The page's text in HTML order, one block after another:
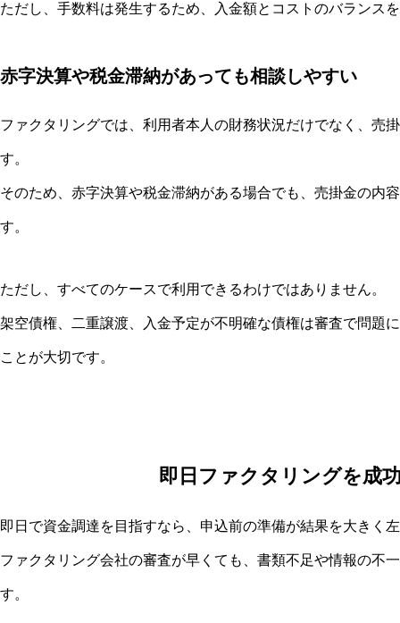
ただし、手数料は発生するため、入金額とコストのバランス
赤字決算や税金滞納があっても相談しやすい
ファクタリングでは、利用者本人の財務状況だけでなく、売
す。
そのため、赤字決算や税金滞納がある場合でも、売掛金の内
す。
ただし、すべてのケースで利用できるわけではありません。
架空債権、二重譲渡、入金予定が不明確な債権は審査で問題
ことが大切です。
即日ファクタリングを成
即日で資金調達を目指すなら、申込前の準備が結果を大きく
ファクタリング会社の審査が早くても、書類不足や情報の不
す。